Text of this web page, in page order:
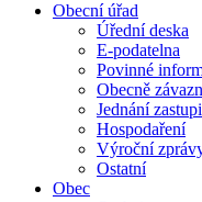
Obecní úřad
Úřední deska
E-podatelna
Povinné
Obecně
Jednání
Hospodaření
Výroční
Ostatní
Obec